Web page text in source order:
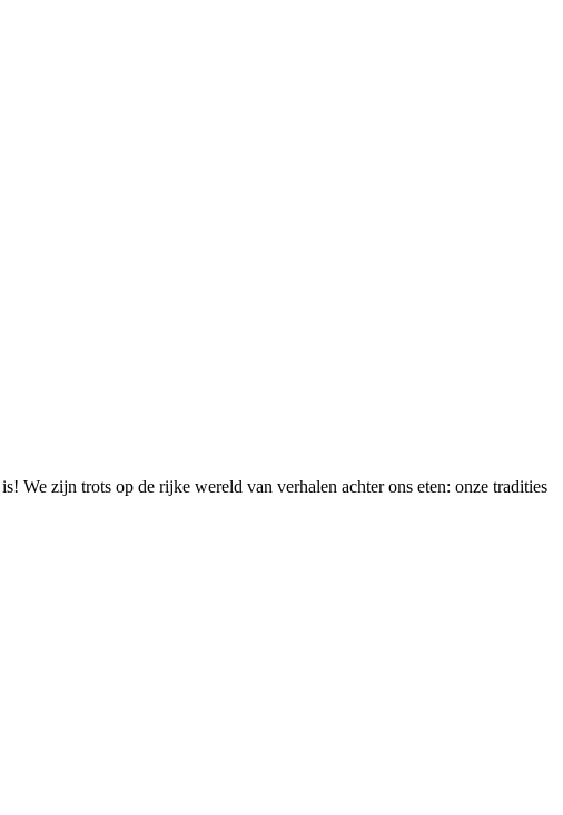
We zijn trots op de rijke wereld van verhalen achter ons eten: onze tradities